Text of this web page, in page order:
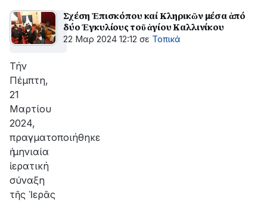
Σχέση Ἐπισκόπου καί Κληρικῶν μέσα ἀπό
δύο Ἐγκυλίους τοῦ ἁγίου Καλλινίκου
22 Μαρ 2024 12:12 σε Τοπικά
Τήν
Πέμπτη,
21
Μαρτίου
2024,
πραγματοποιήθηκε
ἡ μηνιαία
ἱερατική
σύναξη
τῆς Ἱερᾶς